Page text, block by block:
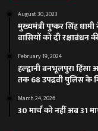
August 30, 2023
मुख्यमंत्री पुष्कर सिंह
वासियों को दी रक्षाबंधन
February 19, 2024
हल्द्वानी बनभूलपुरा
तक 68 उपद्रवी पुलिस के
March 24, 2026
30 मार्च को नहीं अब 31